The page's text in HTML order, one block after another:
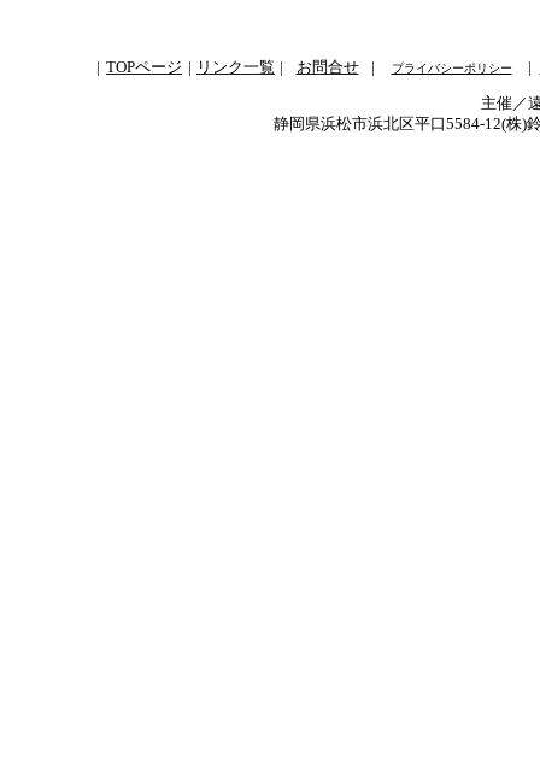
TOPページ リンク一覧 お問合せ プライバシーポリシー
主催／
静岡県浜松市浜北区平口5584-12(株